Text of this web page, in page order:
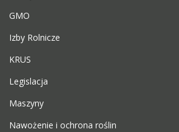
GMO
Izby Rolnicze
KRUS
Legislacja
Maszyny
Nawożenie i ochrona roślin